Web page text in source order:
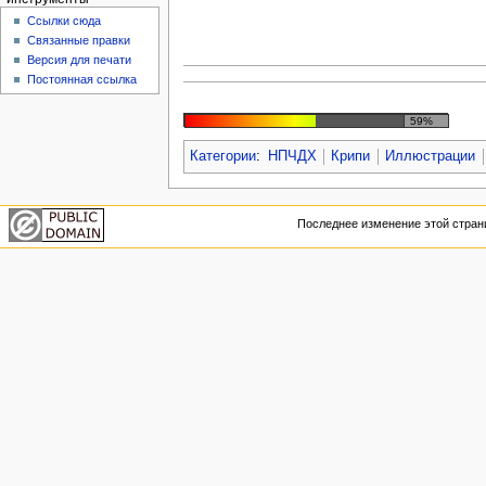
59%
Категории: НПЧДХ Крипи Иллюстрации
Ссылки сюда
Связанные правки
Версия для печати
Постоянная ссылка
Последнее изменение этой